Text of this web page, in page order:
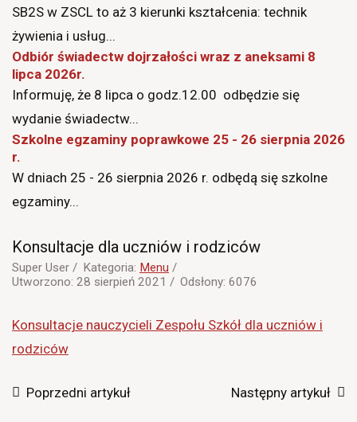
SB2S w ZSCL to aż 3 kierunki kształcenia: technik
żywienia i usług...
Odbiór świadectw dojrzałości wraz z aneksami 8
lipca 2026r.
Informuję, że 8 lipca o godz.12.00 odbędzie się
wydanie świadectw...
Szkolne egzaminy poprawkowe 25 - 26 sierpnia 2026
r.
W dniach 25 - 26 sierpnia 2026 r. odbędą się szkolne
egzaminy...
Konsultacje dla uczniów i rodziców
Super User Kategoria: Menu
Utworzono: 28 sierpień 2021
Odsłony: 6076
Konsultacje nauczycieli Zespołu Szkół dla uczniów i
rodziców
Poprzedni artykuł Następny artykuł